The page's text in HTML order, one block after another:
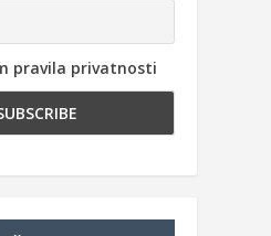
pravila privatnosti